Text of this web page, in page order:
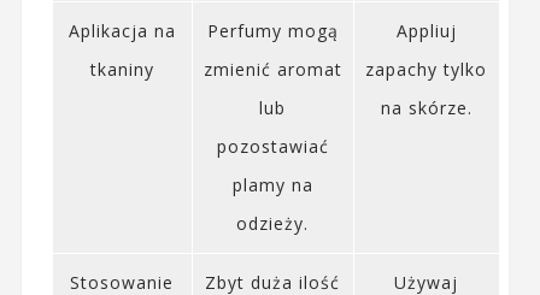
Aplikacja na
tkaniny
Perfumy mogą
zmienić aromat
lub
pozostawiać
plamy na
odzieży.
Appliuj
zapachy tylko
na skórze.
Stosowanie
Zbyt duża ilość
Używaj